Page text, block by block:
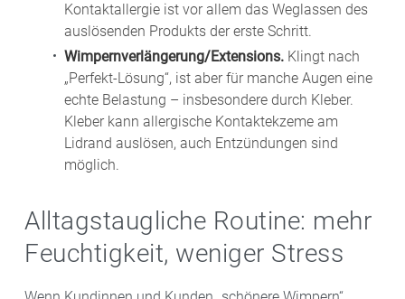
Kontaktallergie ist vor allem das Weglassen des
auslösenden Produkts der erste Schritt.
Wimpernverlängerung/Extensions. Klingt nach
„Perfekt-Lösung“, ist aber für manche Augen eine
echte Belastung – insbesondere durch Kleber.
Kleber kann allergische Kontaktekzeme am
Lidrand auslösen, auch Entzündungen sind
möglich.
Alltagstaugliche Routine: mehr
Feuchtigkeit, weniger Stress